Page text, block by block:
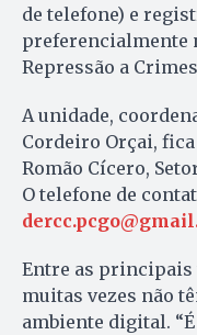
de telefone) e
preferencialmente
Repressão a
A unidade,
Cordeiro Orçai, fica
Romão Cícero,
O telefone de
Entre as principais
muitas vezes não
ambiente digital.